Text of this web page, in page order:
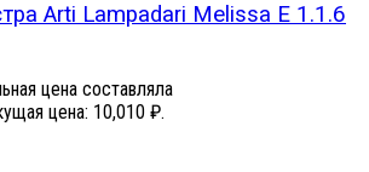
Arti Lampadari Melissa E 1.1.6
цена составляла
цена: 10,010 ₽.